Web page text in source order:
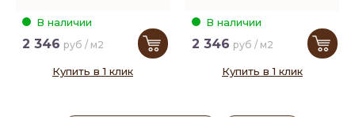
В наличии
2 346 руб / м2
Купить в 1 клик
В наличии
2 346 руб / м2
Купить в 1 клик